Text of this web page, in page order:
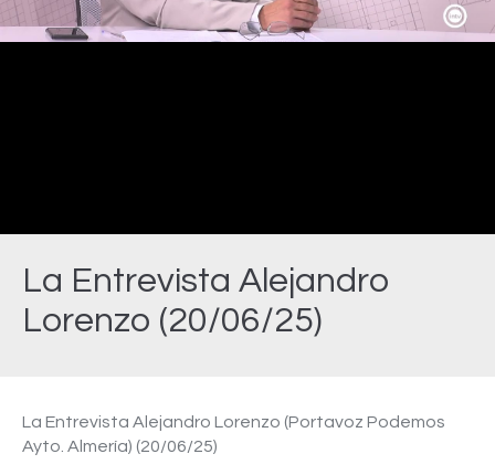
La Entrevista Alejandro
Lorenzo (20/06/25)
Video
La Entrevista Alejandro Lorenzo (Portavoz Podemos
Ayto. Almería) (20/06/25)